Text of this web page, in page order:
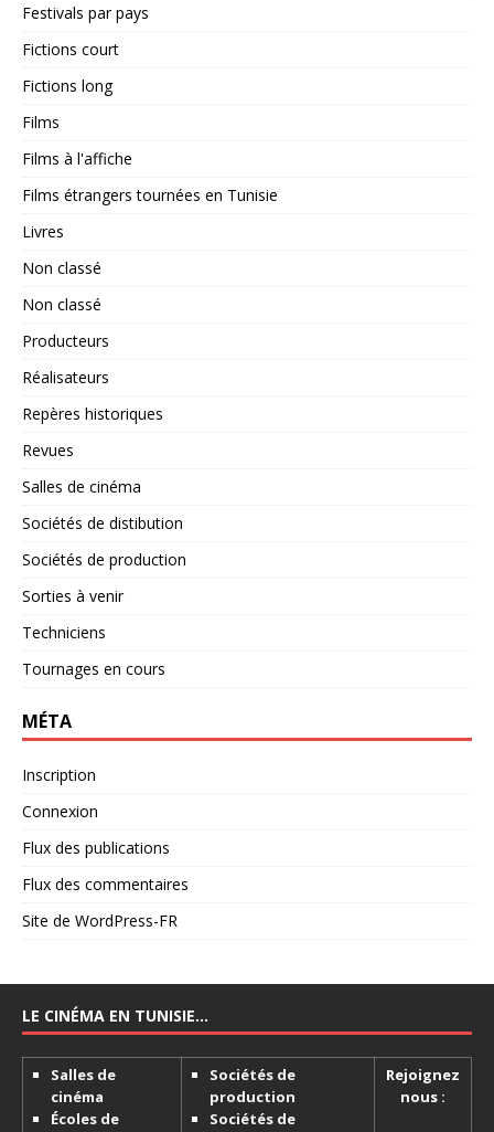
Festivals par pays
Fictions court
Fictions long
Films
Films à l'affiche
Films étrangers tournées en Tunisie
Livres
Non classé
Non classé
Producteurs
Réalisateurs
Repères historiques
Revues
Salles de cinéma
Sociétés de distibution
Sociétés de production
Sorties à venir
Techniciens
Tournages en cours
MÉTA
Inscription
Connexion
Flux des publications
Flux des commentaires
Site de WordPress-FR
LE CINÉMA EN TUNISIE…
Salles de
cinéma
Écoles de
Sociétés de
production
Sociétés de
Rejoignez
nous :